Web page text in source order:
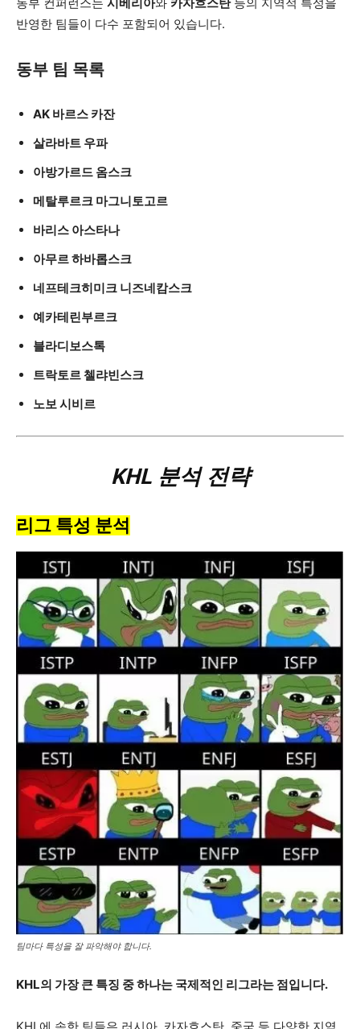
반영한 팀들이 다수 포함되어 있습니다.
동부 팀 목록
AK 바르스 카잔
살라바트 우파
아방가르드 옴스크
메탈루르크 마그니토고르
바리스 아스타나
아무르 하바롭스크
네프테크히미크 니즈네캄스크
예카테린부르크
블라디보스톡
트락토르 첼랴빈스크
노보 시비르
KHL 분석 전략
리그 특성 분석
팀마다 특성을 잘 파악해야 합니다.
KHL의 가장 큰 특징 중 하나는 국제적인 리그라는 점입니다.